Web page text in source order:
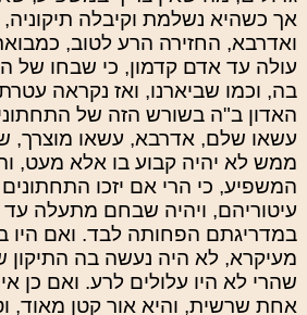
אך כשהיא נשלמת וקיבלה
ואדרבא, החזירה הרע לטוב,
עולה עד אדם קדמון, כי שבחו של
בה, וכמו שביארנו, ואז נקראה
האדון ב"ה בשורש הזה של
עשאו שלם, אדרבא, עשאו מוצרך,
ממש לא יהיה קבוע בו אלא מעט,
המשפיע, כי הרי אם יזכו
עיטוריהם, ויהיה שבחם מתעלה עד
במדריגתם הפחותה לבד. ואם היו
מעיקרא, לא היה נעשה בה התיקון
שהרי לא היו עלולים לרע. ואם כן
אחת שרשית, והיא אור קטן מאוד,